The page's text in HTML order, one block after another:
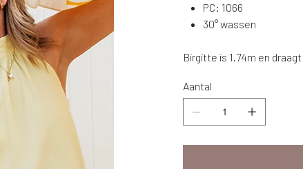
PC: 1066
30° wassen
Birgitte is 1.74m en
Aantal